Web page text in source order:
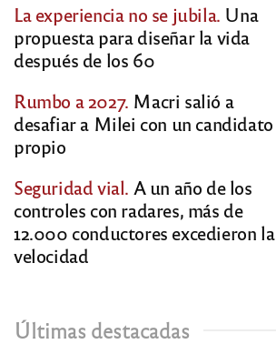
La experiencia no se jubila. Una
propuesta para diseñar la vida
después de los 60
Rumbo a 2027. Macri salió a
desafiar a Milei con un candidato
propio
Seguridad vial. A un año de los
controles con radares, más de
12.000 conductores excedieron la
velocidad
Últimas destacadas